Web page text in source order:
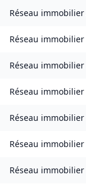
Réseau immobilier
Réseau immobilier
Réseau immobilier
Réseau immobilier
Réseau immobilier
Réseau immobilier
Réseau immobilier